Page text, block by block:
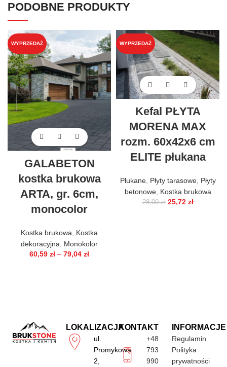
PODOBNE PRODUKTY
WYPRZEDAŻ
GALABETON
kostka brukowa
ARTA, gr. 6cm,
monocolor
Kostka brukowa
Kostka
dekoracyjna
Monokolor
60,59 zł – 79,04 zł
WYPRZEDAŻ
Kefal PŁYTA
MORENA MAX
rozm. 60x42x6 cm
ELITE płukana
Płukane, Płyty tarasowe, Płyty
betonowe, Kostka brukowa
28,00zł 25,72 zł
LOKALIZACJA
ul.
Promykowa
2,
KONTAKT
+48
793
990
INFORMACJE
Regulamin
Polityka
prywatności